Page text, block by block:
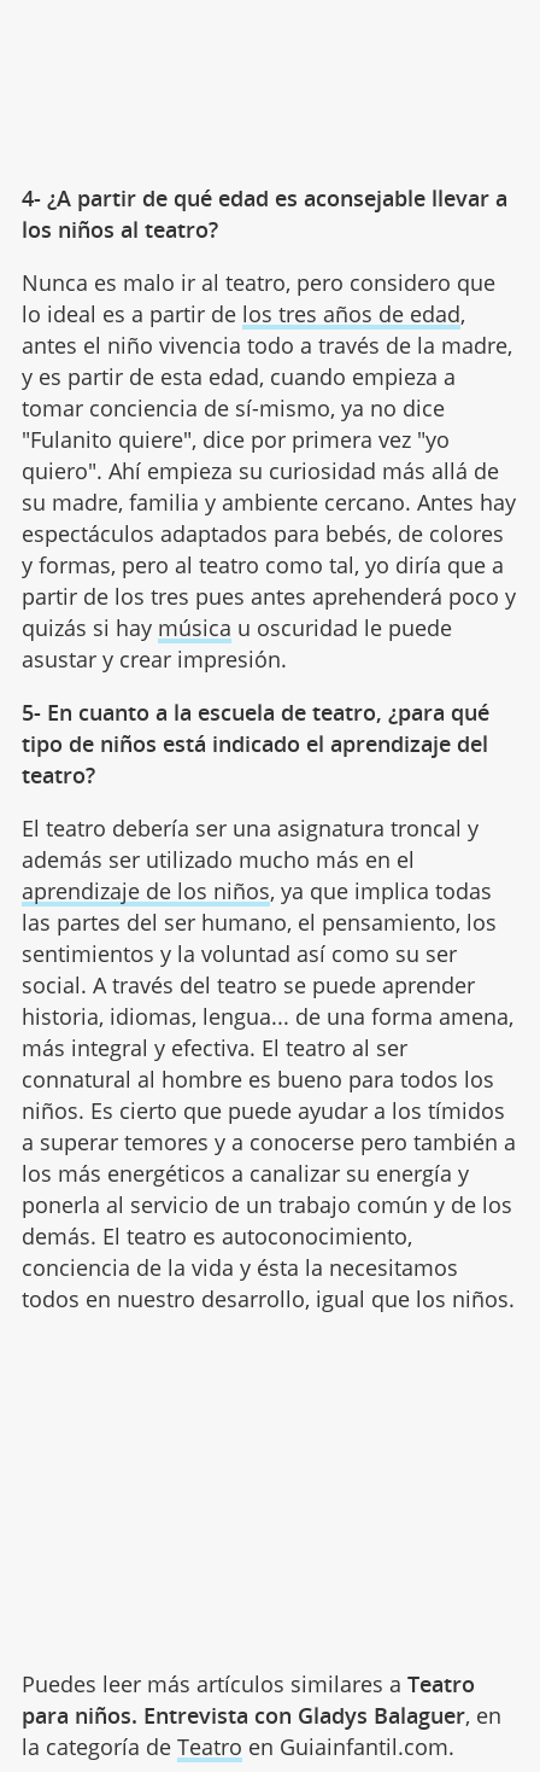
4- ¿A partir de qué edad es aconsejable llevar a
los niños al teatro?
Nunca es malo ir al teatro, pero considero que
lo ideal es a partir de los tres años de edad,
antes el niño vivencia todo a través de la madre,
y es partir de esta edad, cuando empieza a
tomar conciencia de sí-mismo, ya no dice
"Fulanito quiere", dice por primera vez "yo
quiero". Ahí empieza su curiosidad más allá de
su madre, familia y ambiente cercano. Antes hay
espectáculos adaptados para bebés, de colores
y formas, pero al teatro como tal, yo diría que a
partir de los tres pues antes aprehenderá poco y
quizás si hay música u oscuridad le puede
asustar y crear impresión.
5- En cuanto a la escuela de teatro, ¿para qué
tipo de niños está indicado el aprendizaje del
teatro?
El teatro debería ser una asignatura troncal y
además ser utilizado mucho más en el
aprendizaje de los niños, ya que implica todas
las partes del ser humano, el pensamiento, los
sentimientos y la voluntad así como su ser
social. A través del teatro se puede aprender
historia, idiomas, lengua... de una forma amena,
más integral y efectiva. El teatro al ser
connatural al hombre es bueno para todos los
niños. Es cierto que puede ayudar a los tímidos
a superar temores y a conocerse pero también a
los más energéticos a canalizar su energía y
ponerla al servicio de un trabajo común y de los
demás. El teatro es autoconocimiento,
conciencia de la vida y ésta la necesitamos
todos en nuestro desarrollo, igual que los niños.
Puedes leer más artículos similares a Teatro
para niños. Entrevista con Gladys Balaguer, en
la categoría de Teatro en Guiainfantil.com.